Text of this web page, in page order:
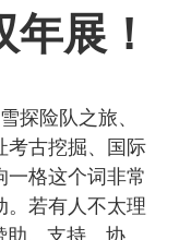
展！
探险队之旅、
考古挖掘、国际
格这个词非常
。若有人不太理
助、支持、协